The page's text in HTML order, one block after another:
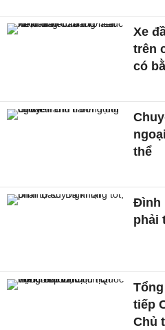
Xe
trên
có
thể
Đình
phải
tiếp
Chủ